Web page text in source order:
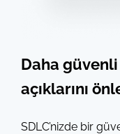
Daha
açıklarını
SDLC’nizde bir